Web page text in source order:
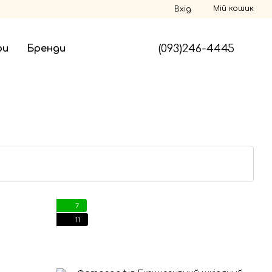
Вхід Мій кошик
Бренди (093)246-4445
7
11